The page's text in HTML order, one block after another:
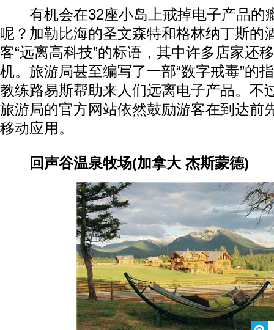
有机会在32座小岛上戒掉电子产品的
呢？加勒比海的圣文森特和格林纳丁斯的
客“远离高科技”的标语，其中许多店家还
机。旅游局甚至编写了一部“数字戒毒”的
教练路易斯帮助来人们远离电子产品。不
旅游局的官方网站依然鼓励游客在到达前
移动应用。
回声谷温泉牧场(加拿大 杰斯蒙德)